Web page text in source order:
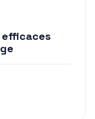
efficaces